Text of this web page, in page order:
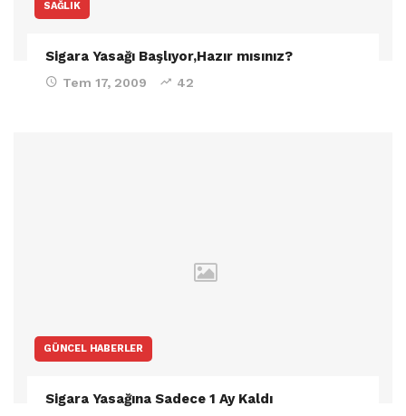
SAĞLIK
Sigara Yasağı Başlıyor,Hazır mısınız?
Tem 17, 2009 42
GÜNCEL HABERLER
Sigara Yasağına Sadece 1 Ay Kaldı